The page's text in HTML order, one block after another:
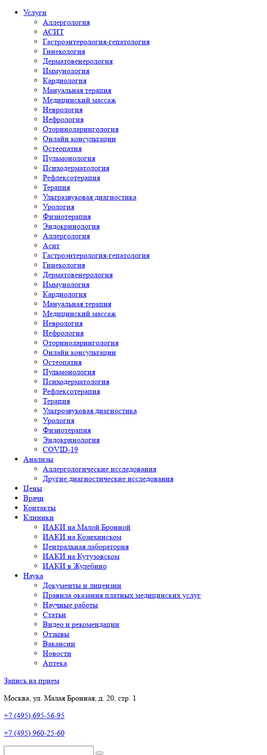
Услуги
Аллергология
АСИТ
Гастроэнтерология-гепатология
Гинекология
Дерматовенерология
Иммунология
Кардиология
Мануальная терапия
Медицинский массаж
Неврология
Нефрология
Оториноларингология
Онлайн консультации
Остеопатия
Пульмонология
Психодерматология
Рефлексотерапия
Терапия
Ультразвуковая диагностика
Урология
Физиотерапия
Эндокринология
Аллергология
Асит
Гастроэнтерология-гепатология
Гинекология
Дерматовенерология
Иммунология
Кардиология
Мануальная терапия
Медицинский массаж
Неврология
Нефрология
Оториноларингология
Онлайн консультации
Остеопатия
Пульмонология
Психодерматология
Рефлексотерапия
Терапия
Ультрозвуковая диагностика
Урология
Физиотерапия
Эндокринология
COVID-19
Анализы
Аллергологические исследования
Другие диагностические исследования
Цены
Врачи
Контакты
Клиники
ИАКИ на Малой Бронной
ИАКИ на Козихинском
Центральная лаборатория
ИАКИ на Кутузовском
ИАКИ в Жулебино
Наука
Документы и лицензии
Правила оказания платных медицинских услуг
Научные работы
Статьи
Видео и рекомендации
Отзывы
Вакансии
Новости
Аптека
Запись на прием
Москва, ул. Малая Бронная, д. 20, стр. 1
+7 (495) 695-56-95
+7 (495) 960-25-60